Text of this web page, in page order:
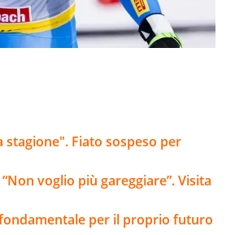
stagione". Fiato sospeso per
voglio più gareggiare”. Visita
per il proprio futuro